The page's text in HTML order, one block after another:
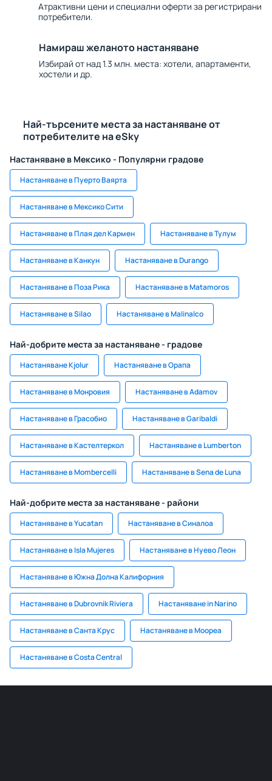
Атрактивни цени и специални оферти за регистрирани
потребители.
Намираш желаното настаняване
Избирай от над 1.3 млн. места: хотели, апартаменти,
хостели и др.
Най-търсените места за настаняване от
потребителите на eSky
Настаняване в Мексико - Популярни градове
Настаняване в Пуерто Ваярта
Настаняване в Мексико Сити
Настаняване в Плая дел Кармен Настаняване в Тулум
Настаняване в Канкун Настаняване в Durango
Настаняване в Поза Рика Настаняване в Matamoros
Настаняване в Silao Настаняване в Malinalco
Най-добрите места за настаняване - градове
Настаняване Kjolur Настаняване в Орапа
Настаняване в Монровия Настаняване в Adamov
Настаняване в Грасобио Настаняване в Garibaldi
Настаняване в Кастелтеркол Настаняване в Lumberton
Настаняване в Mombercelli Настаняване в Sena de Luna
Най-добрите места за настаняване - райони
Настаняване в Yucatan Настаняване в Синалоа
Настаняване в Isla Mujeres Настаняване в Нуево Леон
Настаняване в Южна Долна Калифорния
Настаняване в Dubrovnik Riviera Настаняване in Narino
Настаняване в Санта Крус Настаняване в Моореа
Настаняване в Costa Central